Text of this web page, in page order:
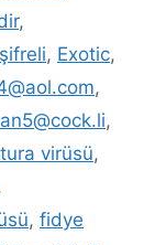
,
, Exotic,
,
,
virüsü,
, fidye